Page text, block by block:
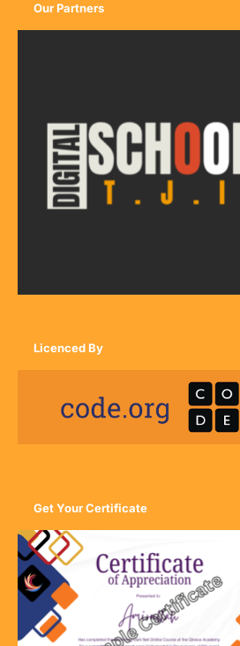
Our Partners
Licenced By
Get Your Certificate